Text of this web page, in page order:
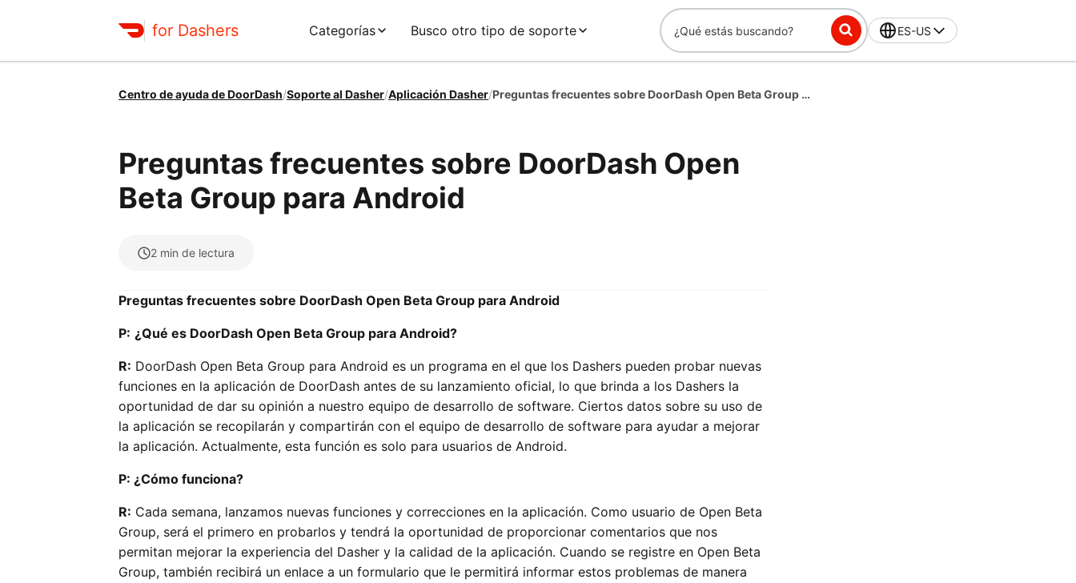
for Dashers Categorías Busco otro tipo de soporte ES-US
Centro de ayuda de DoorDash/Soporte al Dasher/Aplicación Dasher/ Preguntas frecuentes sobre DoorDash Open Beta Group para Android
Preguntas frecuentes sobre DoorDash Open
Beta Group para Android
2 min de lectura
Preguntas frecuentes sobre DoorDash Open Beta Group para Android
P: ¿Qué es DoorDash Open Beta Group para Android?
R: DoorDash Open Beta Group para Android es un programa en el que los Dashers pueden probar nuevas
funciones en la aplicación de DoorDash antes de su lanzamiento oficial, lo que brinda a los Dashers la
oportunidad de dar su opinión a nuestro equipo de desarrollo de software. Ciertos datos sobre su uso de
la aplicación se recopilarán y compartirán con el equipo de desarrollo de software para ayudar a mejorar
la aplicación. Actualmente, esta función es solo para usuarios de Android.
P: ¿Cómo funciona?
R: Cada semana, lanzamos nuevas funciones y correcciones en la aplicación. Como usuario de Open Beta
Group, será el primero en probarlos y tendrá la oportunidad de proporcionar comentarios que nos
permitan mejorar la experiencia del Dasher y la calidad de la aplicación. Cuando se registre en Open Beta
Group, también recibirá un enlace a un formulario que le permitirá informar estos problemas de manera